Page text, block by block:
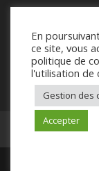
En
ce site, vous
politique de
l'utilisation de
Gestion des
Accepter